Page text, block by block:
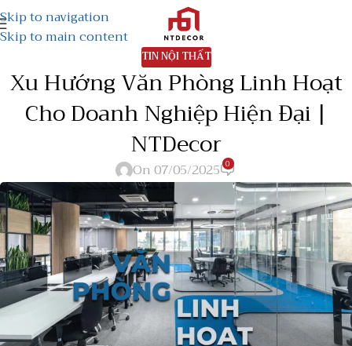
Skip to navigation
Skip to main content
TIN NỘI THẤT
Xu Hướng Văn Phòng Linh Hoạt
Cho Doanh Nghiệp Hiện Đại |
NTDecor
On 07/05/2025 0